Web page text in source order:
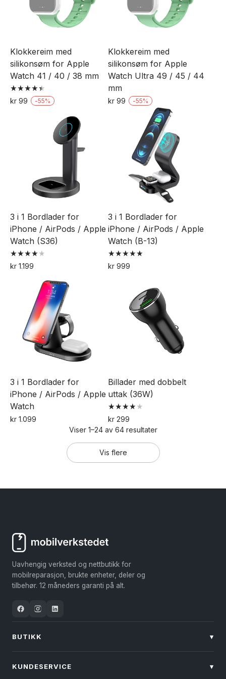
Klokkereim med
silikonsøm for Apple
Watch 41 / 40 / 38 mm
Vurdert
4.50
kr 99 -55%
Alternativene
på
produktsiden
Klokkereim med
silikonsøm for Apple
Watch Ultra 49 / 45 / 44
mm
kr 99 -55%
varianter.
Alternativene
på
produktsiden
3 i 1 Bordlader for
iPhone / AirPods / Apple
Watch (S36)
Vurdert
4.00
kr 1.199
3 i 1 Bordlader for
iPhone / AirPods / Apple
Watch (B-13)
Vurdert
5.00
kr 999
3 i 1 Bordlader for
iPhone / AirPods / Apple
Watch
kr 1.099
Billader med dobbelt
uttak (36W)
Vurdert
4.00
av 5
kr 299
Viser 1–24 av 64 resultater
Vis flere
Uavhengig verksted og nettbutikk for
mobilreparasjon, brukte enheter, deler og
tilbehør. 12 måneders garanti på alt.
BUTIKK ▾
KUNDESERVICE ▾